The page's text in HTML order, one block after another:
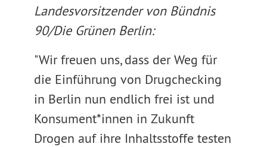
Landesvorsitzender von Bündnis
90/Die Grünen Berlin:
"Wir freuen uns, dass der Weg für
die Einführung von Drugchecking
in Berlin nun endlich frei ist und
Konsument*innen in Zukunft
Drogen auf ihre Inhaltsstoffe testen